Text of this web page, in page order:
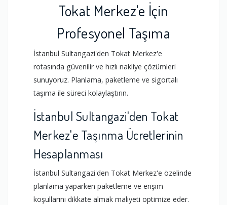
Tokat Merkez'e İçin
Profesyonel Taşıma
İstanbul Sultangazi'den Tokat Merkez'e
rotasında güvenilir ve hızlı nakliye çözümleri
sunuyoruz. Planlama, paketleme ve sigortalı
taşıma ile süreci kolaylaştırın.
İstanbul Sultangazi'den Tokat
Merkez'e Taşınma Ücretlerinin
Hesaplanması
İstanbul Sultangazi'den Tokat Merkez'e özelinde
planlama yaparken paketleme ve erişim
koşullarını dikkate almak maliyeti optimize eder.